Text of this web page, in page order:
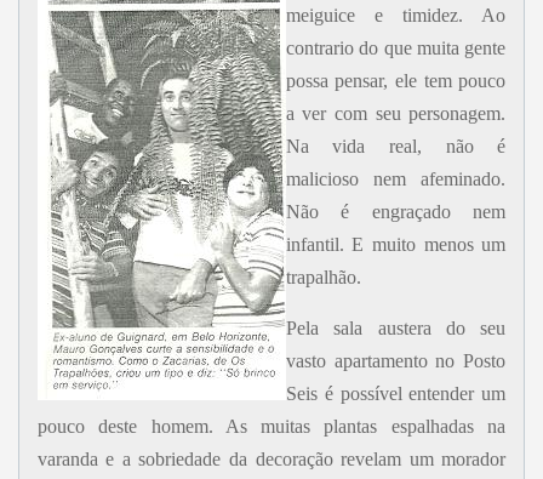
meiguice e timidez. Ao
contrario do que muita gente
possa pensar, ele tem pouco
a ver com seu personagem.
Na vida real, não é
malicioso nem afeminado.
Não é engraçado nem
infantil. E muito menos um
trapalhão.
Pela sala austera do seu
vasto apartamento no Posto
Seis é possível entender um
pouco deste homem. As muitas plantas espalhadas na
varanda e a sobriedade da decoração revelam um morador